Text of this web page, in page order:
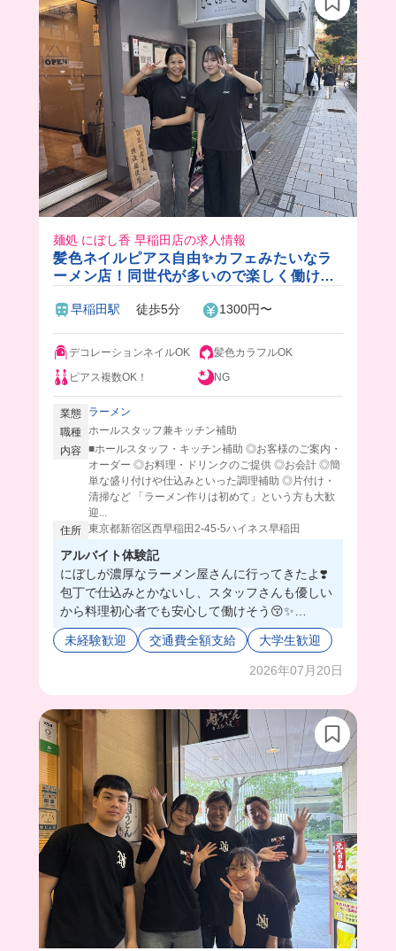
ホールもキッチンも慣れていけそう💪❤️‍🔥
ドラマとかロケ地としても使われるみたいだか
ら、いつか推しに会えますように😂💫
麺処 にぼし香 早稲田店の求人情報
髪色ネイルピアス自由✨カフェみたいなラ
ーメン店！同世代が多いので楽しく働けま
早稲田駅 徒歩5分 1300円〜
デコレーションネイルOK
髪色カラフルOK
ピアス複数OK！
NG
業態
ラーメン
職種 ホールスタッフ兼キッチン補助
内容 ■ホールスタッフ・キッチン補助 ◎お客様のご案内・
オーダー ◎お料理・ドリンクのご提供 ◎お会計 ◎簡
単な盛り付けや仕込みといった調理補助 ◎片付け・
清掃など 「ラーメン作りは初めて」という方も大歓
迎...
住所 東京都新宿区西早稲田2-45-5ハイネス早稲田
アルバイト体験記
にぼしが濃厚なラーメン屋さんに行ってきたよ❣️
包丁で仕込みとかないし、スタッフさんも優しい
から料理初心者でも安心して働けそう😚✨
こんなに濃厚な煮干しを味わうことがないから、
体に良いことしてる気分になる🐟
しかも早稲田店は2025年12月にオープンしたば
みんなもラーメンバイトしてみよ！
未経験歓迎 交通費全額支給 大学生歓迎
2026年07月20日